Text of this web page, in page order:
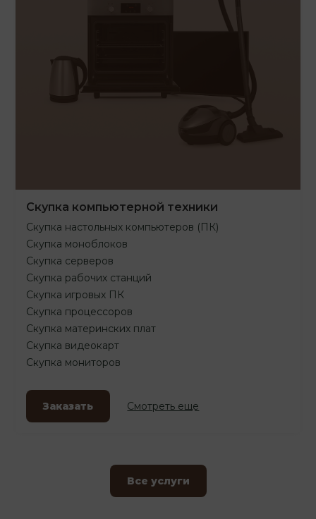
Скупка компьютерной техники
Скупка настольных компьютеров (ПК)
Скупка моноблоков
Скупка серверов
Скупка рабочих станций
Скупка игровых ПК
Скупка процессоров
Скупка материнских плат
Скупка видеокарт
Скупка мониторов
Заказать Смотреть еще
Все услуги